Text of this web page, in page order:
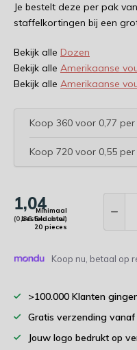
Je bestelt deze per pak
staffelkortingen bij een
Bekijk alle Dozen
Bekijk alle Amerikaanse
Bekijk alle Amerikaanse
Koop 360 voor 0,77
Koop 720 voor 0,55
1,04
(0,86 Excl. btw)
Minimaal
bestelaantal:
20 pieces
Koop nu, betaal op
>100.000 Klanten
Gratis verzending vanaf
Jouw logo bedrukt op